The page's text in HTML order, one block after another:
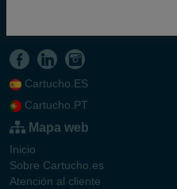
Cartucho.ES
Cartucho.PT
Mapa web
Inicio
Sobre Cartucho.es
Atención al cliente